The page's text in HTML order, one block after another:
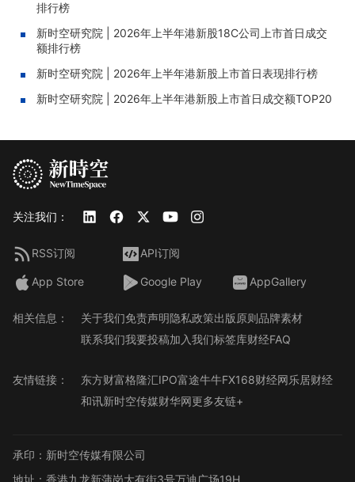
排行榜
新时空研究院 | 2026年上半年港新股18C公司上市首日成交
额排行榜
新时空研究院 | 2026年上半年港新股上市首日表现排行榜
新时空研究院 | 2026年上半年港新股上市首日成交额TOP20
关注我们：
RSS订阅 API订阅
App Store Google Play AppGallery
相关信息： 关于我们免责声明隐私政策出版原则品牌素材
联系我们我要投稿加入我们标签库财经FAQ
友情链接： 东方财富格隆汇IPO富途牛牛FX168财经网乐居财经
和讯新时空传媒财华网更多友链+
承印：新时空传媒有限公司
地址：香港九龙新蒲岗大有街3号万迪广场19H